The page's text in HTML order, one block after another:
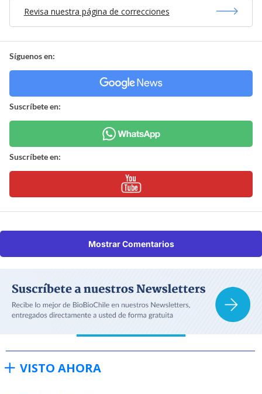
Revisa nuestra página de correcciones
Síguenos en:
Suscríbete en:
Suscríbete en:
Mostrar Comentarios
VISTO AHORA